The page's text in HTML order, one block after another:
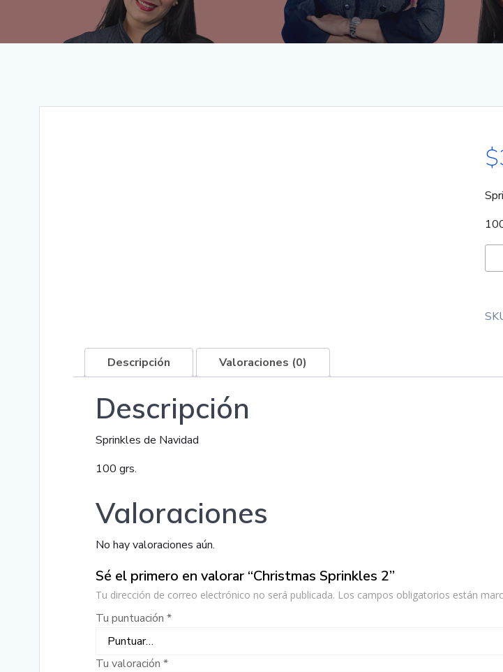
$
Descripción Valoraciones (0)
Descripción
Sprinkles de Navidad
100 grs.
Valoraciones
No hay valoraciones aún.
Sé el primero en valorar “Christmas Sprinkles 2”
Tu dirección de correo electrónico no será publicada. Los campos obligatorios están
Tu puntuación *
Tu valoración *